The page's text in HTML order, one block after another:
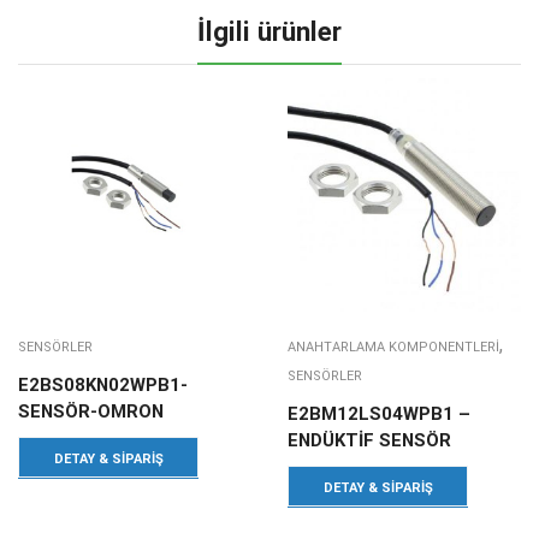
İlgili ürünler
SENSÖRLER
E2BS08KN02WPB1-
SENSÖR-OMRON
DETAY & SIPARIŞ
ANAHTARLAMA KOMPONENTLERI ,
SENSÖRLER
E2BM12LS04WPB1 –
ENDÜKTİF SENSÖR
DETAY & SIPARIŞ